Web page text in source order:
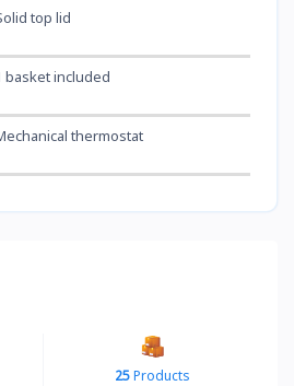
top lid
basket included
thermostat
25Products